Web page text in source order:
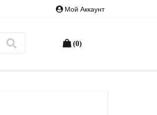
Мой Аккаунт
(0)